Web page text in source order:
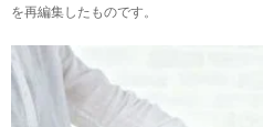
を再編集したものです。